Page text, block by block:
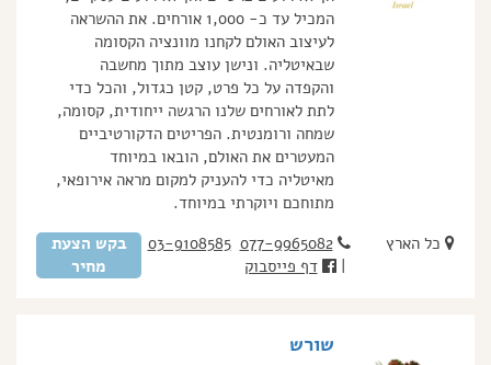
המכיל עד כ- 1,000 אורחים. את ההשראה
לעיצוב האולם לקחנו מוונציה הקסומה
שבאיטליה. ונישן עוצב מתוך מחשבה
והקפדה על כל פרט, קטן כגדול, והכל כדי
לתת לאורחים שלנו הרגשה ייחודית, קסומה,
שמחה ורומנטית. הפריטים הדקורטיביים
המעטרים את האולם, הובאו במיוחד
מאיטליה כדי להעניק למקום מראה אירופאי,
מתוחכם ויוקרתי במיוחד.
כל הארץ
077-9965082
03-9108585
|
דף פייסבוק
בקש הצעת
מחיר
שורש